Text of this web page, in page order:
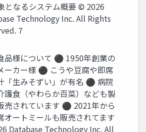
となるシステム概要 © 2026
Technology Inc. All Rights
7
品様について ⚫ 1950年創業の
ーカー様 ⚫ こうや豆腐や即席
「生みそずい」が有名 ⚫ 病院
護食（やわらか百菜）なども製
売されています ⚫ 2021年から
オートミールも販売されてます
Database Technology Inc. All